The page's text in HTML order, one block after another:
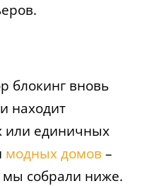
блокинг вновь
находит
или единичных
модных домов –
мы собрали ниже.